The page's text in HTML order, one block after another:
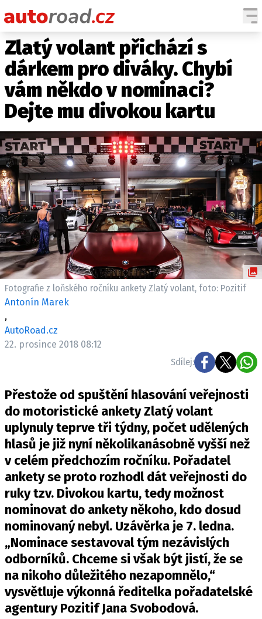
AUTA
TESTY AUT
NOVINKY
EKO
HISTORIE
ZAJÍMAVOSTI
TECHNIKA
EKONOMIKA
ČESKÝ TRH
TUNING
PROFI
ELEKTRO
TISKOVKY
ROZHOVORY
DAKAR
Z DOMOVA
ZE SVĚTA
MOTORSPORT
PIT LANE
ČEŠI V AKCI
FIA CEZ & POHÁRY
MEZINÁRODNÍ SCÉNA
SLEDUJTE NÁS NA|
Zlatý volant přichází s
dárkem pro diváky. Chybí
vám někdo v nominaci?
Dejte mu divokou kartu
Fotografie z loňského ročníku ankety Zlatý volant, foto: Pozitif
Antonín Marek
,
AutoRoad.cz
22. prosince 2018 08:12
Sdílej:
Přestože od spuštění hlasování veřejnosti
do motoristické ankety Zlatý volant
uplynuly teprve tři týdny, počet udělených
hlasů je již nyní několikanásobně vyšší než
v celém předchozím ročníku. Pořadatel
ankety se proto rozhodl dát veřejnosti do
ruky tzv. Divokou kartu, tedy možnost
nominovat do ankety někoho, kdo dosud
nominovaný nebyl. Uzávěrka je 7. ledna.
„Nominace sestavoval tým nezávislých
odborníků. Chceme si však být jistí, že se
na nikoho důležitého nezapomnělo,“
vysvětluje výkonná ředitelka pořadatelské
agentury Pozitif Jana Svobodová.